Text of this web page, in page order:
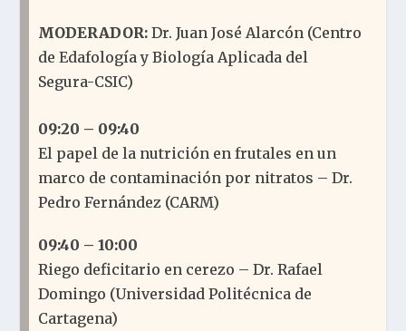
MODERADOR:Dr. Juan José Alarcón (Centro
de Edafología y Biología Aplicada del
Segura-CSIC)
09:20 – 09:40
El papel de la nutrición en frutales en un
marco de contaminación por nitratos – Dr.
Pedro Fernández (CARM)
09:40 – 10:00
Riego deficitario en cerezo – Dr. Rafael
Domingo (Universidad Politécnica de
Cartagena)